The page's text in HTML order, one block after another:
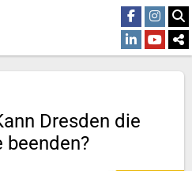
Dresden die
beenden?